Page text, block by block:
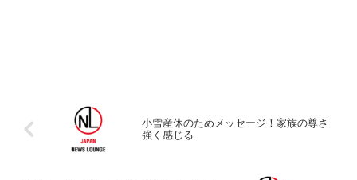
小雪産休のためメッセージ！家族の尊さ
強く感じる